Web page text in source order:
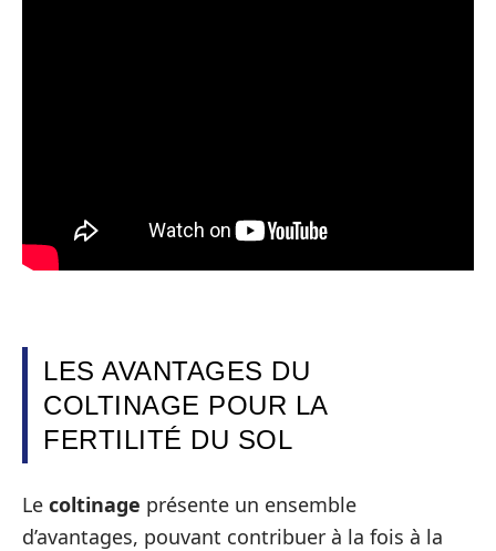
LES AVANTAGES DU
COLTINAGE POUR LA
FERTILITÉ DU SOL
Le coltinage présente un ensemble
d’avantages, pouvant contribuer à la fois à la